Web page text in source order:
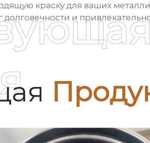
краску для ваших
долговечности и